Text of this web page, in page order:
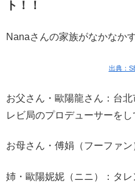
ト！！
Nanaさんの家族がなかなか
出典：
お父さん・歐陽龍さん：台
レビ局のプロデューサーをし
お母さん・傅娟（フーファン
姉・歐陽妮妮（ニニ）：タレ